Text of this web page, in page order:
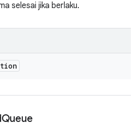
selesai jika berlaku.
Queue